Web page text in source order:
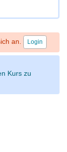
an. Login
Kurs zu